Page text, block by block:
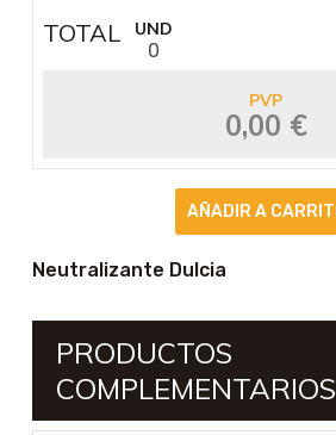
TOTAL UND
0
PVP
0,00 €
Neutralizante Dulcia
PRODUCTOS
COMPLEMENTARIOS